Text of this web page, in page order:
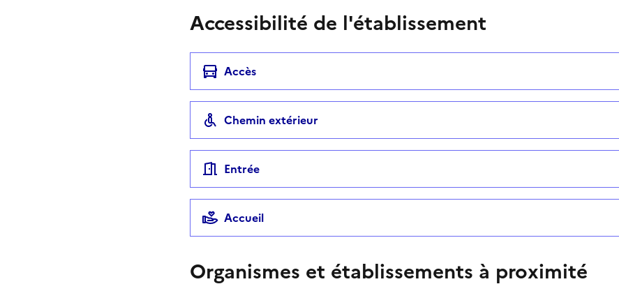
Accessibilité de l'établissement
Accès
Chemin extérieur
Entrée
Accueil
Organismes et établissements à proximité